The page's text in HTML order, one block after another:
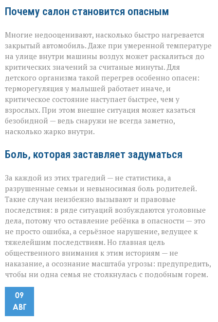
Почему салон становится опасным
Многие недооценивают, насколько быстро нагревается
закрытый автомобиль. Даже при умеренной температуре
на улице внутри машины воздух может раскалиться до
критических значений за считаные минуты. Для
детского организма такой перегрев особенно опасен:
терморегуляция у малышей работает иначе, и
критическое состояние наступает быстрее, чем у
взрослых. При этом внешне ситуация может казаться
безобидной — ведь снаружи не всегда заметно,
насколько жарко внутри.
Боль, которая заставляет задуматься
За каждой из этих трагедий — не статистика, а
разрушенные семьи и невыносимая боль родителей.
Такие случаи неизбежно вызывают и правовые
последствия: в ряде ситуаций возбуждаются уголовные
дела, потому что оставление ребёнка в опасности — это
не просто ошибка, а серьёзное нарушение, ведущее к
тяжелейшим последствиям. Но главная цель
общественного внимания к этим историям — не
наказание, а осознание масштаба угрозы: предупредить,
чтобы ни одна семья не столкнулась с подобным горем.
09
АВГ